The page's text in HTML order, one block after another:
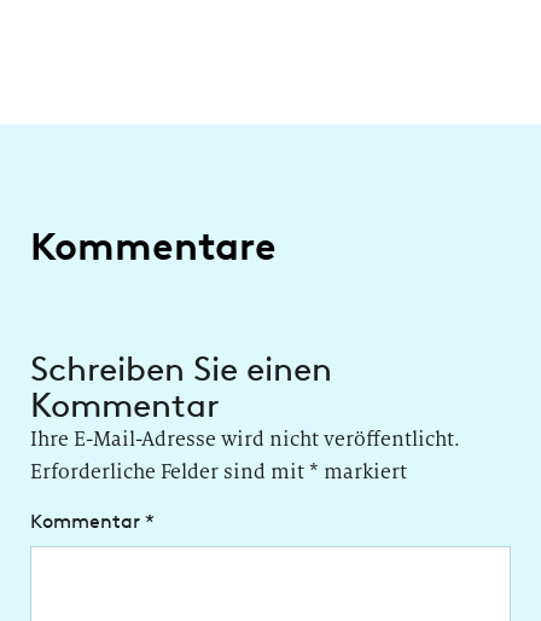
Kommentare
Schreiben Sie einen
Kommentar
Ihre E-Mail-Adresse wird nicht veröffentlicht.
Erforderliche Felder sind mit* markiert
Kommentar *